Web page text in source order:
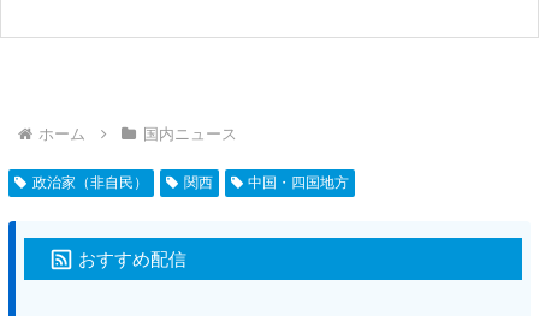
ホーム 国内ニュース
政治家（非自民） 関西 中国・四国地方
おすすめ配信